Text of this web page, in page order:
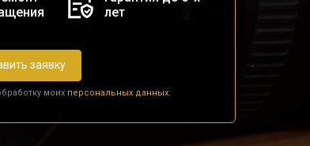
лет
заявку
моих персональных данных.